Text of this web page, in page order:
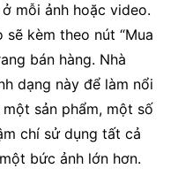
mỗi ảnh hoặc video.
kèm theo nút “Mua
bán hàng. Nhà
dạng này để làm nổi
sản phẩm, một số
chí sử dụng tất cả
bức ảnh lớn hơn.